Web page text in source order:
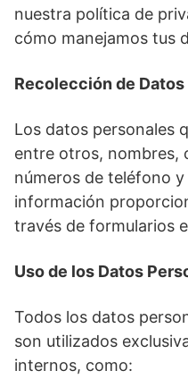
nuestra política de
cómo manejamos tus
Recolección de
Los datos personales
entre otros, nombres,
números de teléfono
información
través de formularios
Uso de los Datos
Todos los datos
son utilizados
internos, como: